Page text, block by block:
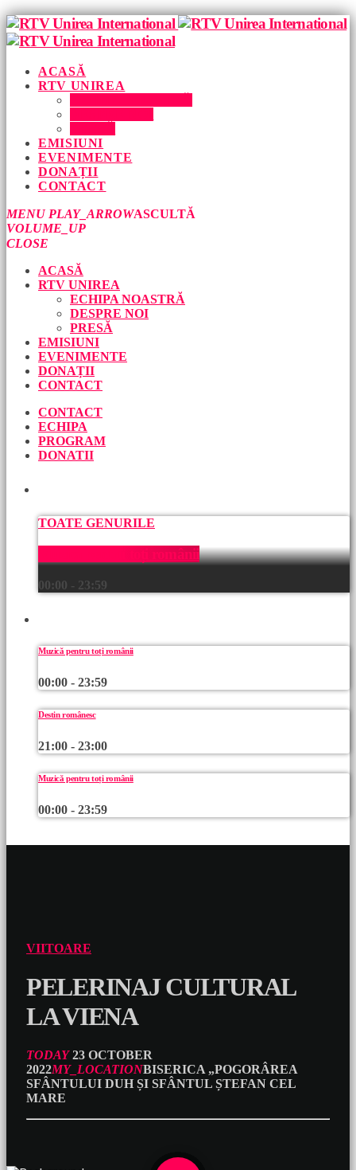
ACASĂ
RTV UNIREA
EMISIUNI
EVENIMENTE
DONAȚII
CONTACT
MENU PLAY_ARROWASCULTĂ
VOLUME_UP
CLOSE
ACASĂ
RTV UNIREA
ECHIPA NOASTRĂ
DESPRE NOI
PRESĂ
EMISIUNI
EVENIMENTE
DONAȚII
CONTACT
CONTACT
ECHIPA
PROGRAM
DONATII
TOATE GENURILE
Muzică pentru toți românii
00:00 - 23:59
Muzică pentru toți românii
00:00 - 23:59
Destin românesc
21:00 - 23:00
Muzică pentru toți românii
00:00 - 23:59
VIITOARE
PELERINAJ CULTURAL
LA VIENA
TODAY23 OCTOBER
2022MY_LOCATIONBISERICA „POGORÂREA
SFÂNTULUI DUH ȘI SFÂNTUL ȘTEFAN CEL
MARE